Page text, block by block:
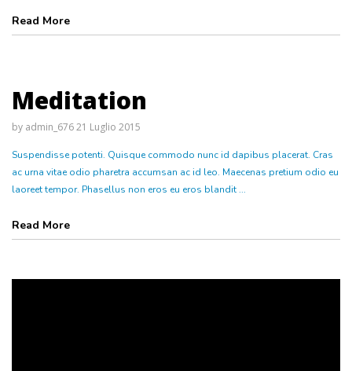
Read More
Meditation
by admin_67621 Luglio 2015
Suspendisse potenti. Quisque commodo nunc id dapibus placerat. Cras
ac urna vitae odio pharetra accumsan ac id leo. Maecenas pretium odio eu
laoreet tempor. Phasellus non eros eu eros blandit ...
Read More